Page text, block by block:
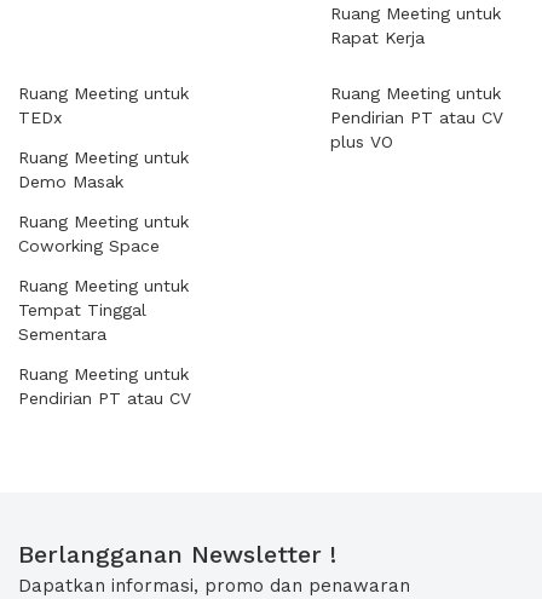
Ruang Meeting untuk
Rapat Kerja
Ruang Meeting untuk
TEDx
Ruang Meeting untuk
Demo Masak
Ruang Meeting untuk
Coworking Space
Ruang Meeting untuk
Tempat Tinggal
Sementara
Ruang Meeting untuk
Pendirian PT atau CV
Ruang Meeting untuk
Pendirian PT atau CV
plus VO
Berlangganan Newsletter !
Dapatkan informasi, promo dan penawaran